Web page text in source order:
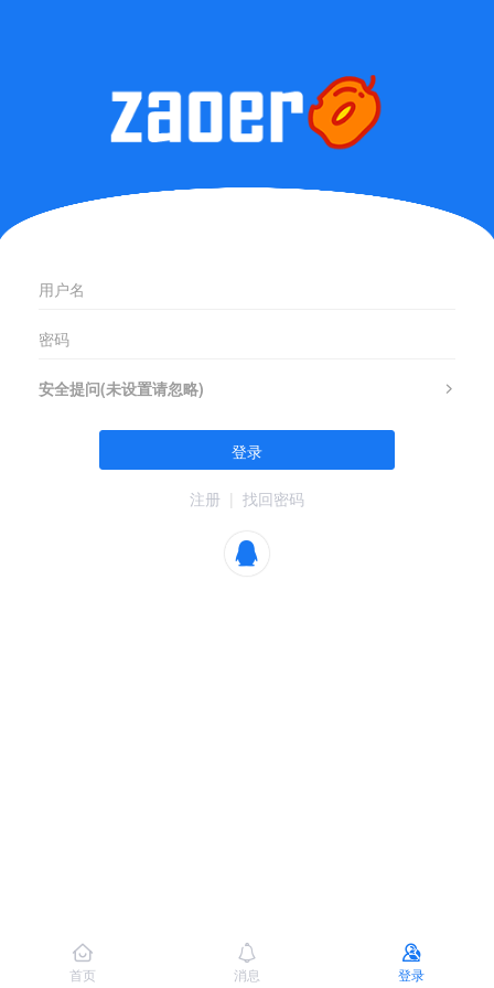
安全提问(未设置请忽略)
登录
注册 | 找回密码
首页 消息 登录